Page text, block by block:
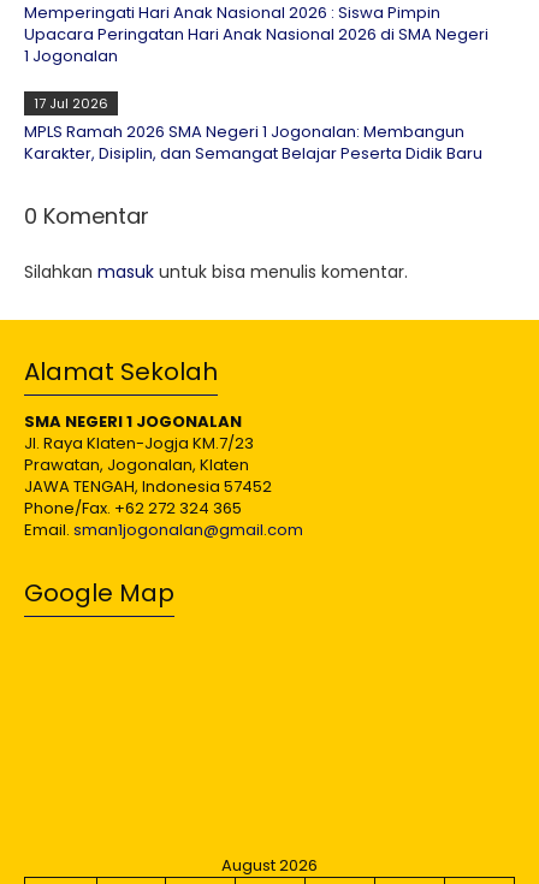
Memperingati Hari Anak Nasional 2026 : Siswa Pimpin
Upacara Peringatan Hari Anak Nasional 2026 di SMA Negeri
1 Jogonalan
17 Jul 2026
MPLS Ramah 2026 SMA Negeri 1 Jogonalan: Membangun
Karakter, Disiplin, dan Semangat Belajar Peserta Didik Baru
0 Komentar
Silahkan masuk untuk bisa menulis komentar.
Alamat Sekolah
SMA NEGERI 1 JOGONALAN
Jl. Raya Klaten-Jogja KM.7/23
Prawatan, Jogonalan, Klaten
JAWA TENGAH, Indonesia 57452
Phone/Fax. +62 272 324 365
Email. sman1jogonalan@gmail.com
Google Map
August 2026